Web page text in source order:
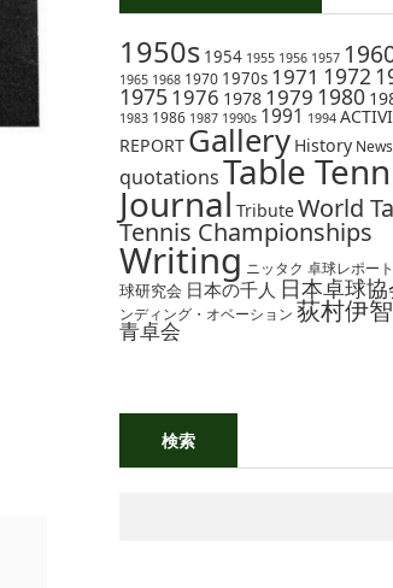
1950s 1954 1955 1956 1957
1965 1968 1970 1970s 1971 1972
19751976 1978 1979 1980
1983 1986 1987 1990s 1991 1994
REPORT Gallery History
quotationsTable
Journal TributeWorld
Tennis Championships
Writing ニッタク 卓球レポート
球研究会 日本の千人 日本卓球協
ンディング・オベーション 荻村伊
青卓会
検索